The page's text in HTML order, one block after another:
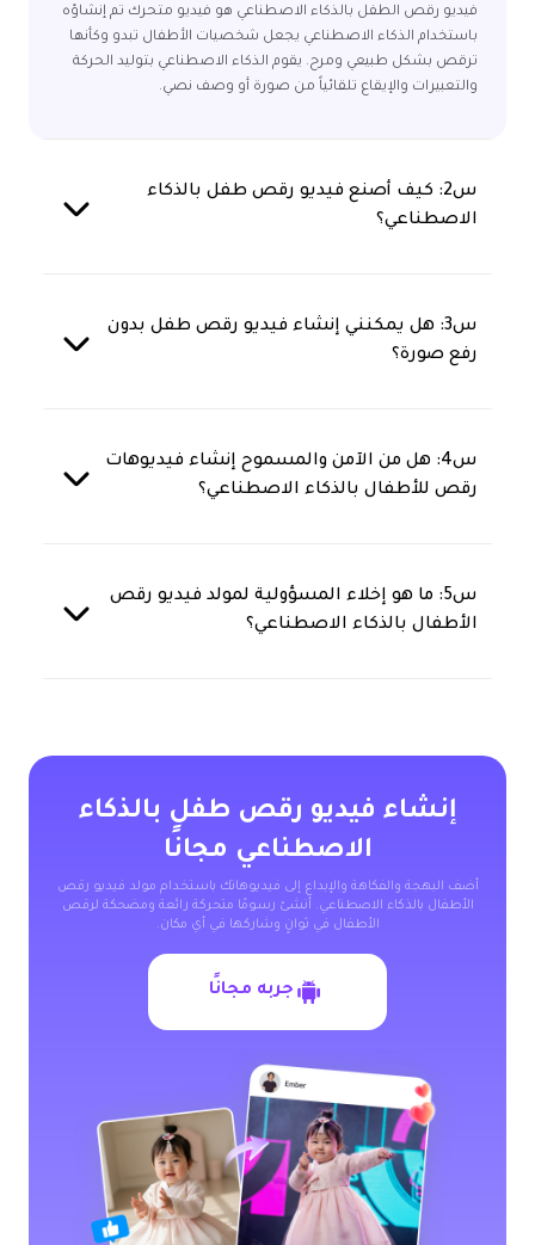
فيديو رقص الطفل بالذكاء الاصطناعي هو فيديو متحرك تم إنشاؤه
باستخدام الذكاء الاصطناعي يجعل شخصيات الأطفال تبدو وكأنها
ترقص بشكل طبيعي ومرح. يقوم الذكاء الاصطناعي بتوليد الحركة
والتعبيرات والإيقاع تلقائياً من صورة أو وصف نصي.
س2: كيف أصنع فيديو رقص طفل بالذكاء
الاصطناعي؟
س3: هل يمكنني إنشاء فيديو رقص طفل بدون
رفع صورة؟
س4: هل من الآمن والمسموح إنشاء فيديوهات
رقص للأطفال بالذكاء الاصطناعي؟
س5: ما هو إخلاء المسؤولية لمولد فيديو رقص
الأطفال بالذكاء الاصطناعي؟
إنشاء فيديو رقص طفل بالذكاء
الاصطناعي مجانًا
أضف البهجة والفكاهة والإبداع إلى فيديوهاتك باستخدام مولد فيديو رقص
الأطفال بالذكاء الاصطناعي. أنشئ رسومًا متحركة رائعة ومضحكة لرقص
الأطفال في ثوانٍ وشاركها في أي مكان.
جربه مجانًا